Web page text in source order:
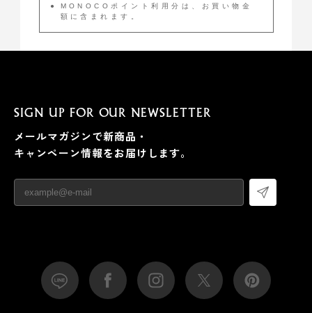
MONOCOポイント利用分は、お買い物金
額に含まれます。
SIGN UP FOR OUR NEWSLETTER
メールマガジンで新商品・
キャンペーン情報をお届けします。